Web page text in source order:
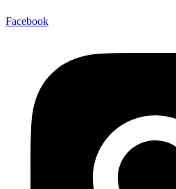
Facebook